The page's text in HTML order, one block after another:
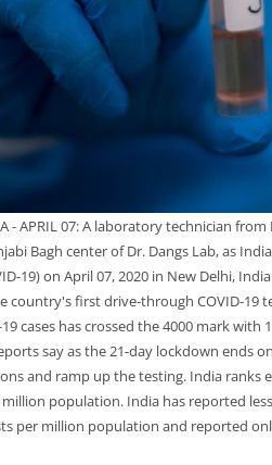
- APRIL 07: A laboratory technician
Bagh center of Dr. Dangs Lab, as
19) on April 07, 2020 in New Delhi,
country's first drive-through COVID-19
cases has crossed the 4000 mark
say as the 21-day lockdown ends
and ramp up the testing. India
population. India has reported
per million population and reported